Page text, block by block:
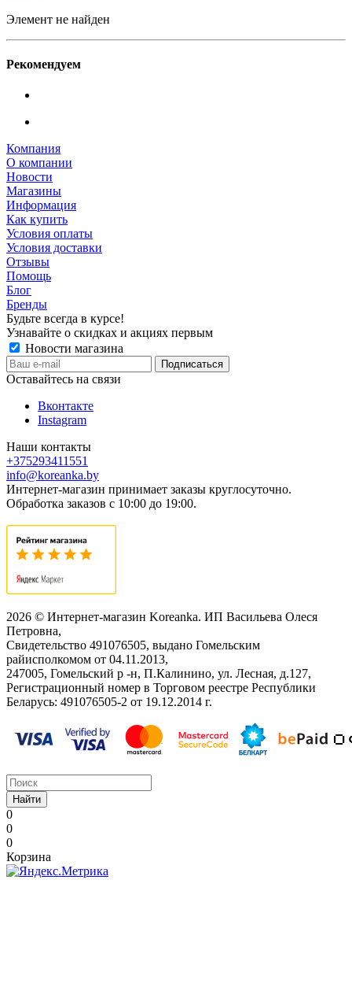
Элемент не найден
Рекомендуем
Компания
О компании
Новости
Магазины
Информация
Как купить
Условия оплаты
Условия доставки
Отзывы
Помощь
Блог
Бренды
Будьте всегда в курсе!
Узнавайте о скидках и акциях первым
Новости магазина
Оставайтесь на связи
Вконтакте
Instagram
Наши контакты
+375293411551
info@koreanka.by
Интернет-магазин принимает заказы круглосуточно.
Обработка заказов с 10:00 до 19:00.
2026 © Интернет-магазин Koreanka. ИП Васильева Олеся
Петровна,
Свидетельство ‎491076505, выдано Гомельским
райисполкомом от 04.11.2013,
247005, Гомельский р -н, П.Калинино, ул. Лесная, д.127,
Регистрационный номер в Торговом реестре Республики
Беларусь: ‎491076505-2 от 19.12.2014 г.
Найти
0
0
0
Корзина